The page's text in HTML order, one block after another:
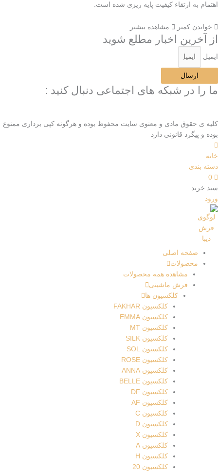
اهتمام به ارتقاء کیفیت پایه ریزی شده است.
خواندن کمتر مشاهده بیشتر
از آخرین اخبار مطلع شوید
ایمیل
ارسال
ما را در شبکه های اجتماعی دنبال کنید :
کلیه ی حقوق مادی و معنوی سایت محفوظ بوده و هرگونه کپی برداری ممنوع
بوده و پیگرد قانونی دارد
خانه
دسته بندی
0
سبد خرید
ورود
صفحه اصلی
محصولات
مشاهده همه محصولات
فرش ماشینی
کلکسیون ها
کلکسیون FAKHAR
کلکسیون EMMA
کلکسیون MT
کلکسیون SILK
کلکسیون SOL
کلکسیون ROSE
کلکسیون ANNA
کلکسیون BELLE
کلکسیون DF
کلکسیون AF
کلکسیون C
کلکسیون D
کلکسیون X
کلکسیون A
کلکسیون H
کلکسیون 20